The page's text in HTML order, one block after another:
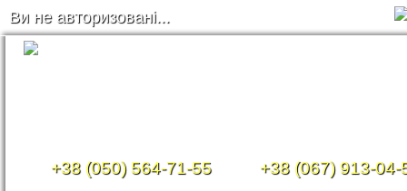
Ви не авторизовані...
+38 (050) 564-71-55 +38 (067) 913-04-